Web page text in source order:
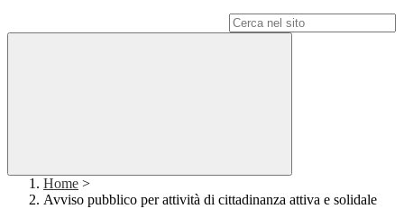
Home >
Avviso pubblico per attività di cittadinanza attiva e solidale